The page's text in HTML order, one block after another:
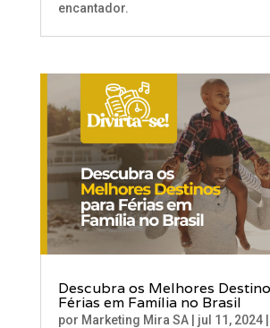
encantador.
Descubra os Melhores
Férias em Família no Brasil
por Marketing Mira SA| jul 11, 2024|